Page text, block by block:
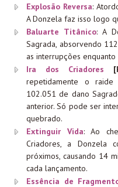
Explosão Reversa:
A Donzela faz isso logo
Baluarte Titânico: A
Sagrada, absorvendo
as interrupções
Ira dos Criadores
repetidamente o raide
102.051 de dano
anterior. Só pode ser
quebrado.
Extinguir Vida: Ao
Criadores, a Donzela
próximos, causando 14
cada lançamento.
Essência de